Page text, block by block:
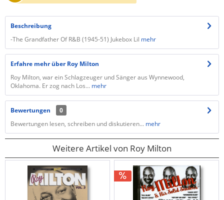
Beschreibung
-The Grandfather Of R&B (1945-51) Jukebox Lil mehr
Erfahre mehr über Roy Milton
Roy Milton, war ein Schlagzeuger und Sänger aus Wynnewood,
Oklahoma. Er zog nach Los... mehr
Bewertungen
0
Bewertungen lesen, schreiben und diskutieren... mehr
Weitere Artikel von Roy Milton